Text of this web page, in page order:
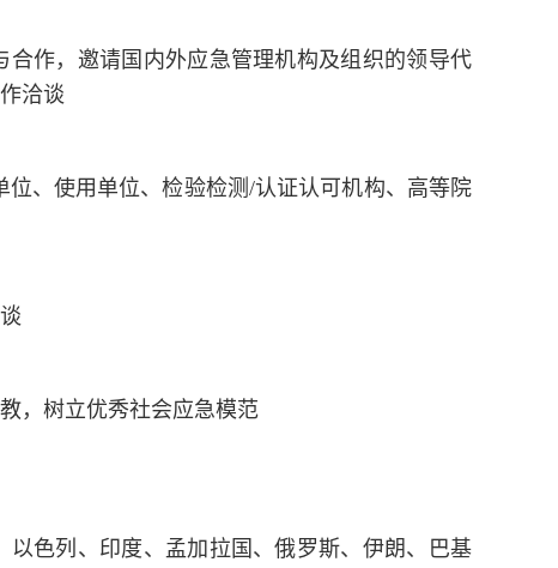
作，邀请国内外应急管理机构及组织的领导代
洽谈
、使用单位、检验检测/认证认可机构、高等院
，树立优秀社会应急模范
色列、印度、孟加拉国、俄罗斯、伊朗、巴基